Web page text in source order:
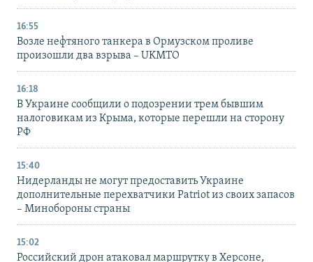
16:55
Возле нефтяного танкера в Ормузском проливе
произошли два взрыва – UKMTO
16:18
В Украине сообщили о подозрении трем бывшим
налоговикам из Крыма, которые перешли на сторону
РФ
15:40
Нидерланды не могут предоставить Украине
дополнительные перехватчики Patriot из своих запасов
– Минобороны страны
15:02
Российский дрон атаковал маршрутку в Херсоне,